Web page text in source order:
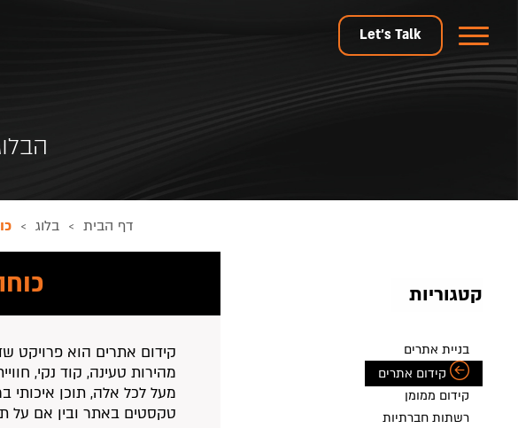
Let's Talk
דף הבית > בלוג >
קטגוריות
בניית אתרים
קידום אתרים
קידום ממומן
רשתות חברתיות
קידום אתרים הוא פרויקט
מהירות טעינה, קוד נקי,
מעל לכל אלה, תוכן
טקסטים באתר ובין אם על